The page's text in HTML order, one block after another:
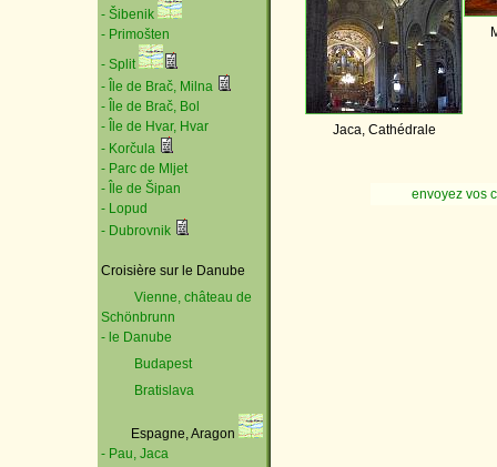
- Šibenik
- Primošten
- Split
- Île de Brač, Milna
- Île de Brač, Bol
- Île de Hvar, Hvar
- Korčula
- Parc de Mljet
- Île de Šipan
- Lopud
- Dubrovnik
Croisière sur le Danube
Vienne, château de
Schönbrunn
- le Danube
Budapest
Bratislava
Espagne, Aragon
- Pau, Jaca
Jaca, Cathédrale
envoyez vos